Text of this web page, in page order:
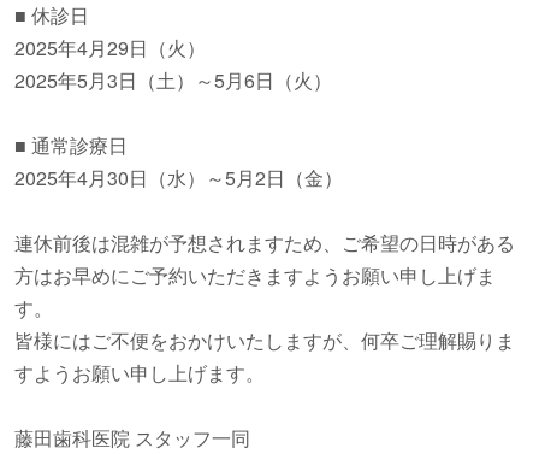
■ 休診日
2025年4月29日（火）
2025年5月3日（土）～5月6日（火）
■ 通常診療日
2025年4月30日（水）～5月2日（金）
連休前後は混雑が予想されますため、ご希望の日時がある
方はお早めにご予約いただきますようお願い申し上げま
す。
皆様にはご不便をおかけいたしますが、何卒ご理解賜りま
すようお願い申し上げます。
藤田歯科医院 スタッフ一同